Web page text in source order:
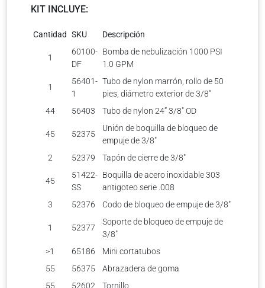
KIT INCLUYE:
Cantidad SKU Descripción
1
60100-
DF
Bomba de nebulización 1000 PSI
1.0 GPM
1
56401-
1
Tubo de nylon marrón, rollo de 50
pies, diámetro exterior de 3/8″
44
56403 Tubo de nylon 24” 3/8″ OD
45 52375
Unión de boquilla de bloqueo de
empuje de 3/8″
2
52379 Tapón de cierre de 3/8″
45
51422-
SS
Boquilla de acero inoxidable 303
antigoteo serie .008
3
52376 Codo de bloqueo de empuje de 3/8″
1 52377
Soporte de bloqueo de empuje de
3/8″
>1
65186
Mini cortatubos
55
56375
Abrazadera de goma
55
52602 Tornillo